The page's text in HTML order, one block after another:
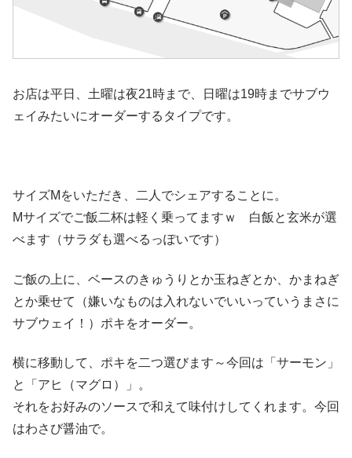
お店は平日、土曜は夜21時まで、日曜は19時までサブウ
ェイみたいにオーダーするタイプです。
サイズMをいただき、二人でシェアすることに。
Мサイズでご飯二杯は軽く乗ってますｗ 白飯と玄米が選
べます（サラダも選べるっぽいです）
ご飯の上に、ベースのきゅうりとか玉ねぎとか、かまねぎ
とか乗せて（嫌いなものは入れないでいいっていうまさに
サブウェイ！）ポキをオーダー。
横に移動して、ポキを二つ選びます～今回は「サーモン」
と「アヒ（マグロ）」。
それをお好みのソースで和えて味付けしてくれます。今回
はわさび醤油で。